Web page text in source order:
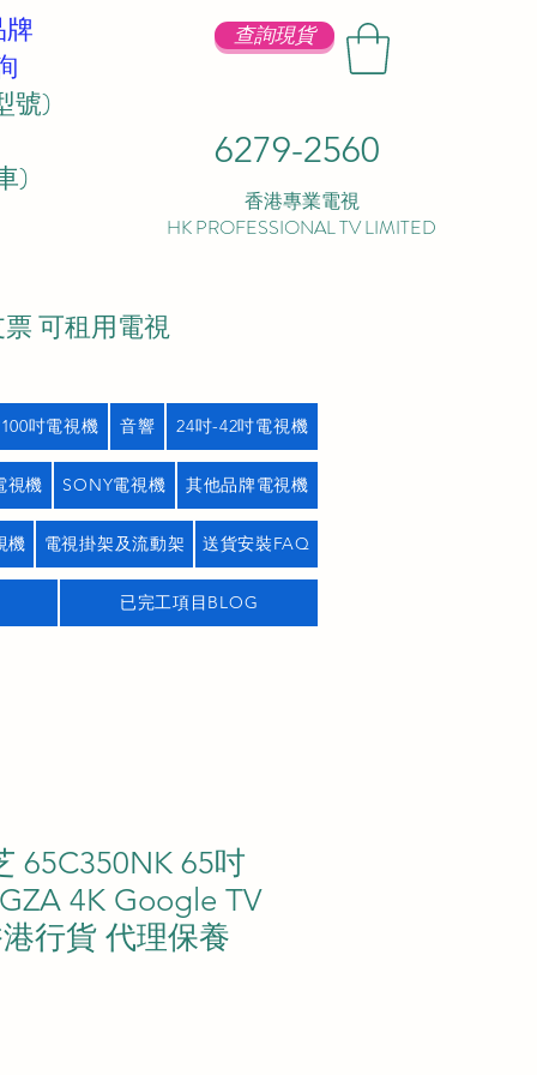
查詢現貨
6279-2560
香港專業電視
HK PROFESSIONAL TV LIMITED
號)
)
可租用電視
吋電視機 音響 24吋-42吋電視機
視機 SONY電視機 其他品牌電視機
機 電視掛架及流動架 送貨安裝FAQ
已完工項目BLOG
65C350NK 65吋
4K Google TV
行貨 代理保養